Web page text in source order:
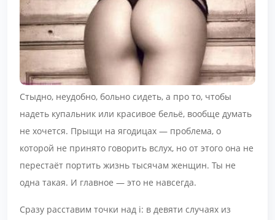
Стыдно, неудобно, больно сидеть, а про то, чтобы
надеть купальник или красивое бельё, вообще думать
не хочется. Прыщи на ягодицах — проблема, о
которой не принято говорить вслух, но от этого она не
перестаёт портить жизнь тысячам женщин. Ты не
одна такая. И главное — это не навсегда.
Сразу расставим точки над i: в девяти случаях из